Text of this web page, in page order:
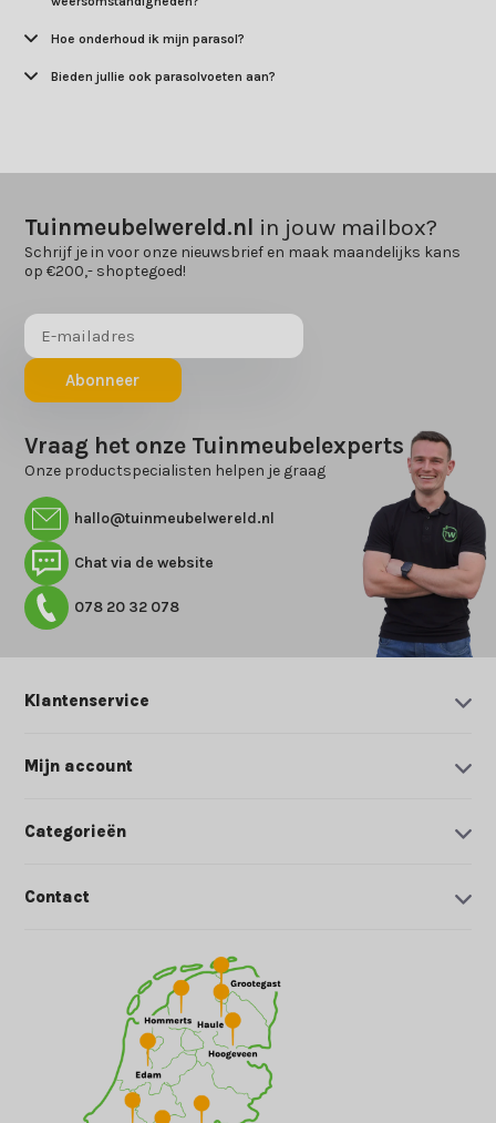
Hoe onderhoud ik mijn parasol?
Bieden jullie ook parasolvoeten aan?
Tuinmeubelwereld.nl in jouw mailbox?
Schrijf je in voor onze nieuwsbrief en maak maandelijks kans
op €200,- shoptegoed!
Abonneer
Vraag het onze Tuinmeubelexperts
Onze productspecialisten helpen je graag
hallo@tuinmeubelwereld.nl
Chat via de website
078 20 32 078
Klantenservice
Mijn account
Categorieën
Contact